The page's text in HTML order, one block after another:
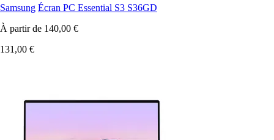
Samsung Écran PC Essential S3 S36GD
À partir de 140,00 €
131,00 €